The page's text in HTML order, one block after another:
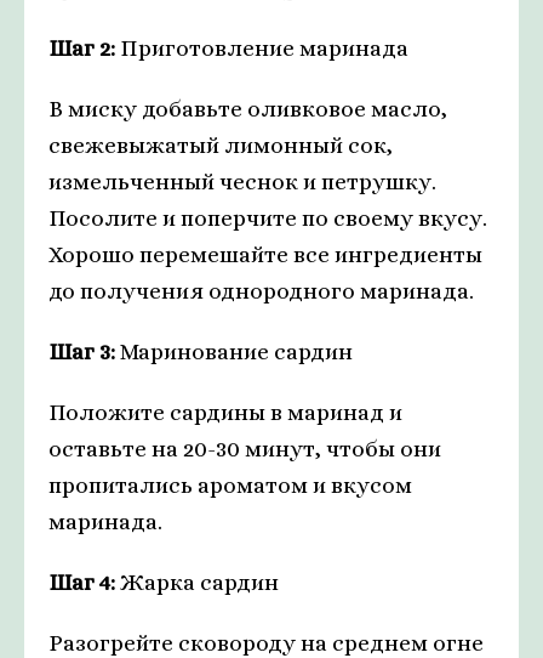
Шаг 2: Приготовление маринада
В миску добавьте оливковое масло,
свежевыжатый лимонный сок,
измельченный чеснок и петрушку.
Посолите и поперчите по своему вкусу.
Хорошо перемешайте все ингредиенты
до получения однородного маринада.
Шаг 3:Маринование сардин
Положите сардины в маринад и
оставьте на 20-30 минут, чтобы они
пропитались ароматом и вкусом
маринада.
Шаг 4:Жарка сардин
Разогрейте сковороду на среднем огне